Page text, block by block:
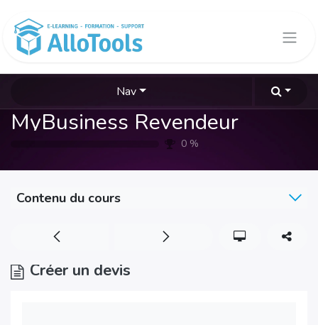
Nav
MyBusiness Revendeur
0 %
Contenu du cours
Créer un devis